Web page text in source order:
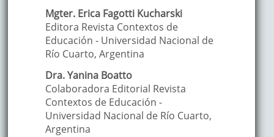
Mgter. Erica Fagotti Kucharski
Editora Revista Contextos de
Educación - Universidad Nacional de
Río Cuarto, Argentina
Dra. Yanina Boatto
Colaboradora Editorial Revista
Contextos de Educación -
Universidad Nacional de Río Cuarto,
Argentina